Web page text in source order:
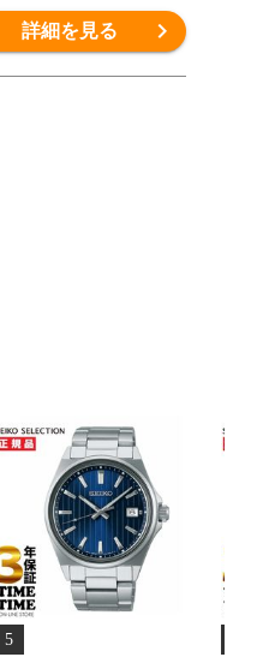
詳細を見る
5